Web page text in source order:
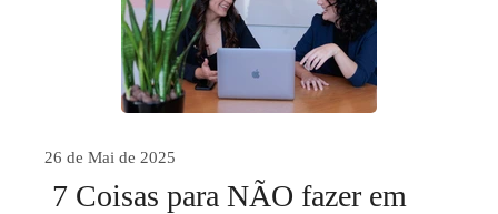
26 de Mai de 2025
7 Coisas para NÃO fazer em